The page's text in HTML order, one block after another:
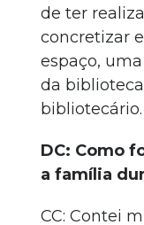
de ter
concretizar
espaço,
da
bibliotecário.
DC: Como
a família
CC: Contei